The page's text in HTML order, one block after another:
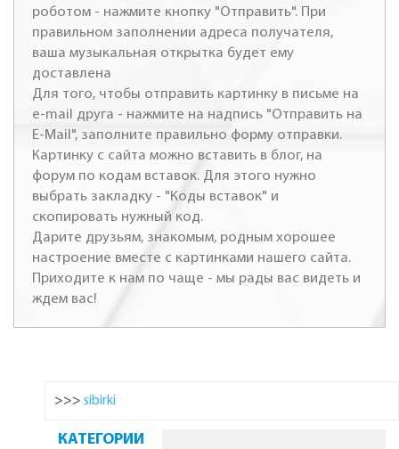
роботом - нажмите кнопку "Отправить". При
правильном заполнении адреса получателя,
ваша музыкальная открытка будет ему
доставлена
Для того, чтобы отправить картинку в письме на
e-mail друга - нажмите на надпись "Отправить на
E-Mail", заполните правильно форму отправки.
Картинку с сайта можно вставить в блог, на
форум по кодам вставок. Для этого нужно
выбрать закладку - "Коды вставок" и
скопировать нужный код.
Дарите друзьям, знакомым, родным хорошее
настроение вместе с картинками нашего сайта.
Приходите к нам по чаще - мы рады вас видеть и
ждем вас!
>>> sibirki
КАТЕГОРИИ